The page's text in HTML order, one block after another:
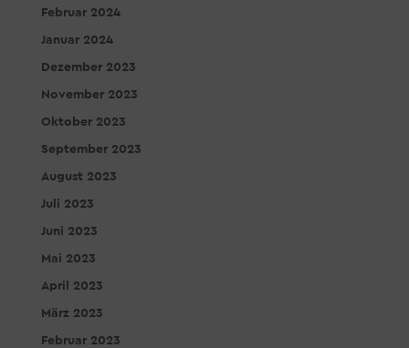
Februar 2024
Januar 2024
Dezember 2023
November 2023
Oktober 2023
September 2023
August 2023
Juli 2023
Juni 2023
Mai 2023
April 2023
März 2023
Februar 2023